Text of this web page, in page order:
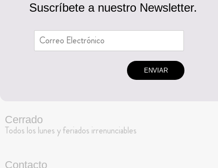
Suscríbete a nuestro Newsletter.
ENVIAR
Cerrado
Todos los lunes y feriados irrenunciables
Contacto